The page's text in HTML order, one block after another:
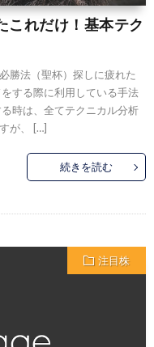
これだけ！基本テク
勝法（聖杯）探しに疲れた
する際に利用している手法
時は、全てテクニカル分析
が、 […]
続きを読む
注目株